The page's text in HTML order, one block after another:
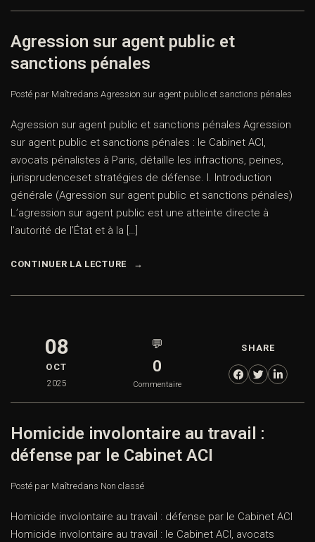
Agression sur agent public et
sanctions pénales
Posté par Maîtredans Agression sur agent public et sanctions pénales
Agression sur agent public et sanctions pénales Agression
sur agent public et sanctions pénales : le Cabinet ACI,
avocats pénalistes à Paris, détaille les infractions, peines,
jurisprudenceset stratégies de défense. I. Introduction
générale (Agression sur agent public et sanctions pénales)
L’agression sur agent public est une atteinte directe à
l’autorité de l’État et à la […]
CONTINUER LA LECTURE
08
OCT
2025
💬
0
Commentaire
SHARE
Homicide involontaire au travail :
défense par le Cabinet ACI
Posté par Maîtredans Non classé
Homicide involontaire au travail : défense par le Cabinet ACI
Homicide involontaire au travail : le Cabinet ACI, avocats